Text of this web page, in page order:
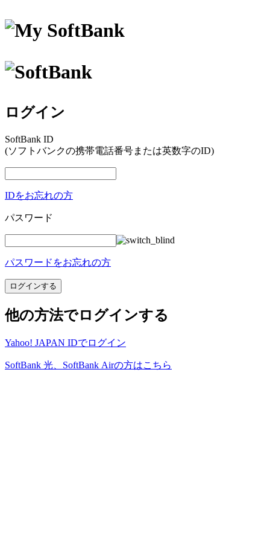
ログイン
SoftBank ID
(ソフトバンクの携帯電話番号または英数字のID)
IDをお忘れの方
パスワード
パスワードをお忘れの方
他の方法でログインする
Yahoo! JAPAN IDでログイン
SoftBank 光、SoftBank Airの方はこちら